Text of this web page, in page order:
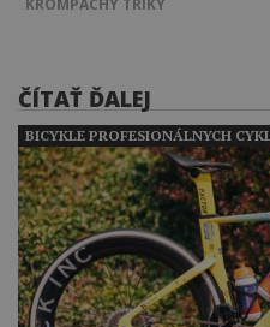
ČÍTAŤ ĎALEJ
BICYKLE PROFESIONÁLNYCH